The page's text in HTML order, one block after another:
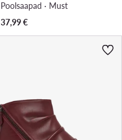
Poolsaapad · Must
37,99€